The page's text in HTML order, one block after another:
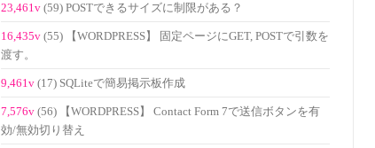
23,461v (59) POSTできるサイズに制限がある？
16,435v (55) 【WORDPRESS】 固定ページにGET, POSTで引数を
渡す。
9,461v (17) SQLiteで簡易掲示板作成
7,576v (56) 【WORDPRESS】 Contact Form 7で送信ボタンを有
効/無効切り替え